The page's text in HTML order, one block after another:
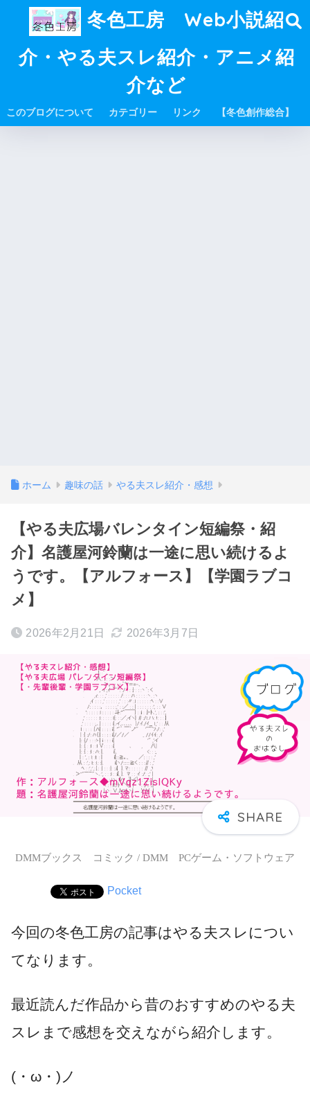
冬色工房 Web小説紹
介・やる夫スレ紹介・アニメ紹
介など
このブログについて カテゴリー リンク 【冬色創作総合】
ホーム 趣味の話 やる夫スレ紹介・感想
【やる夫広場バレンタイン短編祭・紹
介】名護屋河鈴蘭は一途に思い続けるよ
うです。【アルフォース】【学園ラブコ
メ】
2026年2月21日 2026年3月7日
DMMブックス コミック / DMM PCゲーム・ソフトウェア
Pocket
今回の冬色工房の記事はやる夫スレについ
てなります。
最近読んだ作品から昔のおすすめのやる夫
スレまで感想を交えながら紹介します。
(・ω・)ノ